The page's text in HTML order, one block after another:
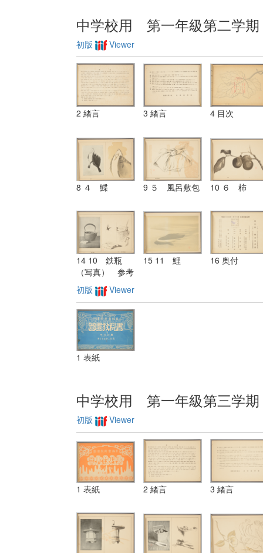
中学校用 第一年級第二学期
初版 Viewer
2 緒言 3 緒言 4 目次
8 ４ 鰈 9 ５ 風呂敷包 10 ６ 柿
14 10 鉄瓶
（写真） 参考
図
15 11 鯉 16 奥付
初版 Viewer
1 表紙
中学校用 第一年級第三学期
初版 Viewer
1 表紙 2 緒言 3 緒言